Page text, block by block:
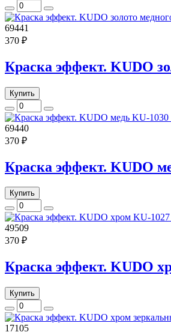
69441
370 ₽
Краска эффект. KUDO
Купить
69440
370 ₽
Краска эффект. KUDO
Купить
49509
370 ₽
Краска эффект. KUDO
Купить
17105